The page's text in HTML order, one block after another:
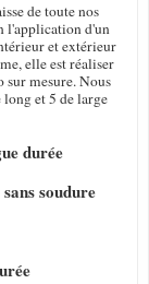
de toute nos
l'application d'un
et extérieur
elle est réaliser
mesure. Nous
et 5 de large
durée
soudure